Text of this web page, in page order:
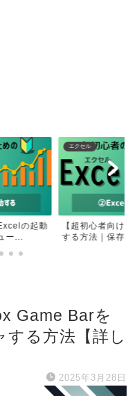
の起動
ー...
エクセル
【超初心者向け
する方法｜保存せ
Game Barを
る方法【詳し
2025年3月28日